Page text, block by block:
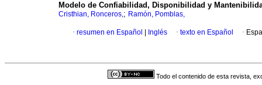
Modelo de Confiabilidad, Disponibilidad y
Cristhian, Ronceros,; Ramón, Pomblas,
· resumen en Español Inglés · texto en Español ·
Todo el contenido de esta revista,